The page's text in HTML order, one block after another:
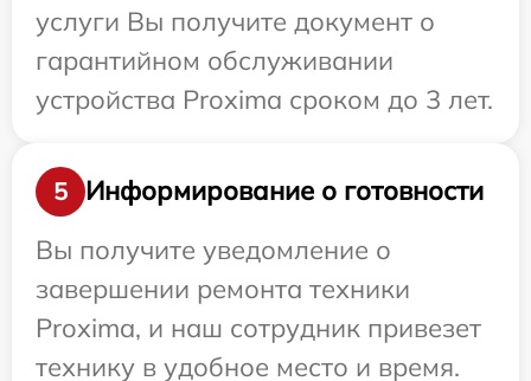
услуги Вы получите документ о
гарантийном обслуживании
устройства Proxima сроком до 3 лет.
5
Информирование о готовности
Вы получите уведомление о
завершении ремонта техники
Proxima, и наш сотрудник привезет
технику в удобное место и время.